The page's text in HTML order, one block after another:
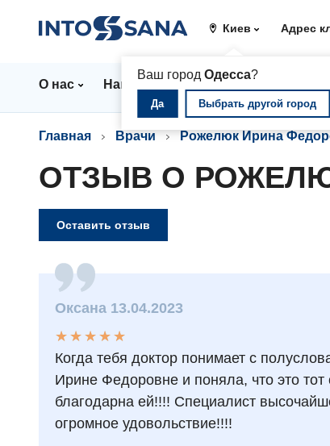
Киев
Ваш городОдесса?
Да Выбрать другой город
Адрес
О нас Направления Цены
Главная Врачи Рожелюк Ирина
ОТЗЫВ О
Оставить отзыв
Оксана 13.04.2023
★
★
★
★
★
★ ★ ★ ★ ★
Когда тебя доктор понимает с
Ирине Федоровне и поняла, что это
благодарна ей!!!! Специалист
огромное удовольствие!!!!